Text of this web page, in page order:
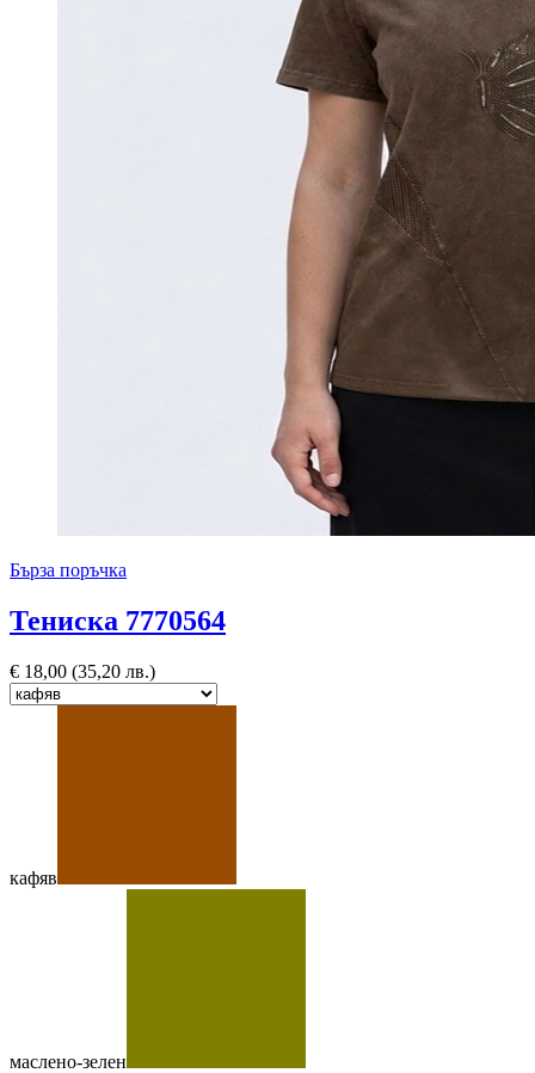
Бърза поръчка
Тениска 7770564
€ 18,00 (35,20 лв.)
кафяв
маслено-зелен